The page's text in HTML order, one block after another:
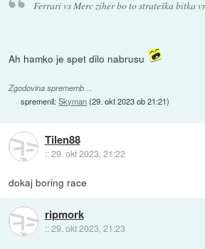
Ferrari vs Merc ziher bo to strateška bitka
Ah hamko je spet dilo nabrusu
Zgodovina sprememb…
spremenil:Skyman(29. okt 2023 ob 21:21)
Tilen88
::29. okt 2023, 21:22
dokaj boring race
ripmork
::29. okt 2023, 21:23